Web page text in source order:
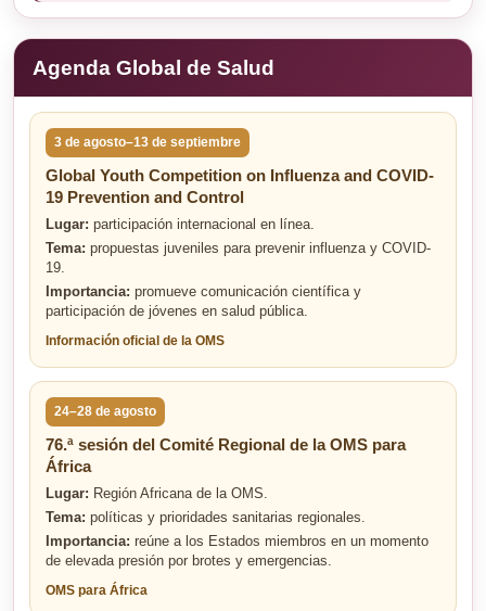
Agenda Global de Salud
3 de agosto–13 de septiembre
Global Youth Competition on Influenza and COVID-
19 Prevention and Control
Lugar: participación internacional en línea.
Tema: propuestas juveniles para prevenir influenza y COVID-
19.
Importancia: promueve comunicación científica y
participación de jóvenes en salud pública.
Información oficial de la OMS
24–28 de agosto
76.ª sesión del Comité Regional de la OMS para
África
Lugar: Región Africana de la OMS.
Tema: políticas y prioridades sanitarias regionales.
Importancia: reúne a los Estados miembros en un momento
de elevada presión por brotes y emergencias.
OMS para África